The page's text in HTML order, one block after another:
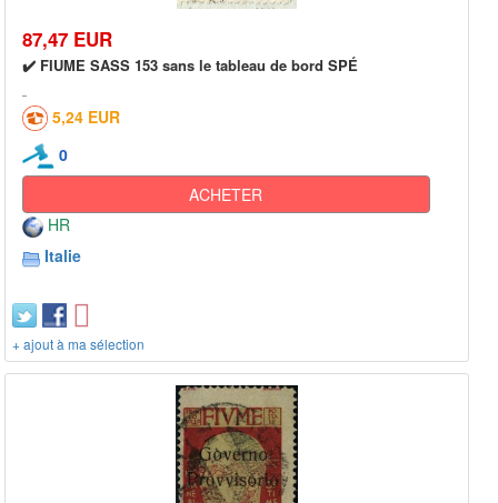
87,47 EUR
✔️ FIUME SASS 153 sans le tableau de bord SPÉ
5,24 EUR
0
ACHETER
HR
Italie
+ ajout à ma sélection